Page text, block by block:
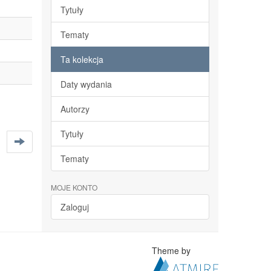
Tytuły
Tematy
Ta kolekcja
Daty wydania
Autorzy
Tytuły
Tematy
MOJE KONTO
Zaloguj
Theme by